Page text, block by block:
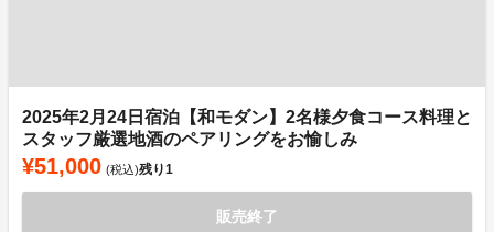
2025年2月24日宿泊【和モダン】2名様夕食コース料理と
スタッフ厳選地酒のペアリングをお愉しみ
¥51,000 (税込)残り1
販売終了